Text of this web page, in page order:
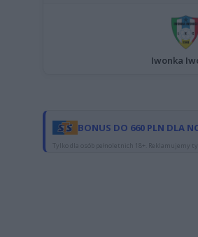
Iwonka
BONUS DO 660 PLN DLA
Tylko dla osób pełnoletnich 18+. Reklamujemy